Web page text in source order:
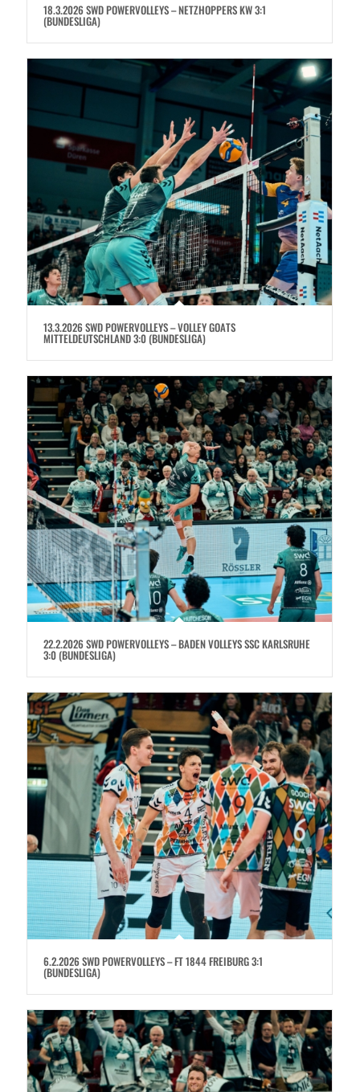
18.3.2026 SWD POWERVOLLEYS – NETZHOPPERS KW 3:1
(BUNDESLIGA)
13.3.2026 SWD POWERVOLLEYS – VOLLEY GOATS
MITTELDEUTSCHLAND 3:0 (BUNDESLIGA)
22.2.2026 SWD POWERVOLLEYS – BADEN VOLLEYS SSC KARLSRUHE
3:0 (BUNDESLIGA)
6.2.2026 SWD POWERVOLLEYS – FT 1844 FREIBURG 3:1
(BUNDESLIGA)